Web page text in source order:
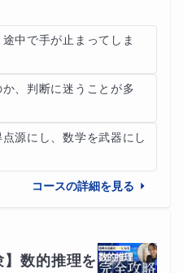
中で手が止まってしま
、判断に迷うことが多
源にし、数学を武器にし
コースの詳細を見る
】数的推理を